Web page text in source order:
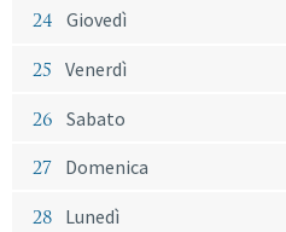
24 Giovedì
25 Venerdì
26 Sabato
27 Domenica
28 Lunedì